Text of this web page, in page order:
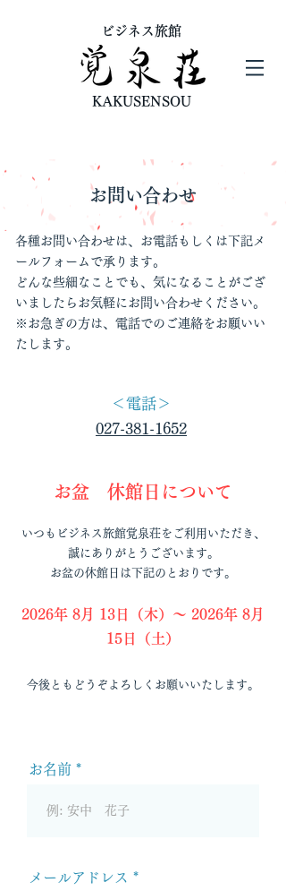
ビジネス旅館
KAKUSENSOU
お問い合わせ
各種お問い合わせは、お電話もしくは下記メ
ールフォームで承ります。
どんな些細なことでも、気になることがござ
いましたらお気軽にお問い合わせください。
​※お急ぎの方は、電話でのご連絡をお願いい
たします。
＜電話＞
027-381-1652
お盆 休館日について
いつもビジネス旅館覚泉荘をご利用いただき、
誠にありがとうございます。
お盆の休館日は下記のとおりです。
2026年 8月 13日（木）～ 2026年 8月
15日（土）
今後ともどうぞよろしくお願いいたします。
お名前
メールアドレス